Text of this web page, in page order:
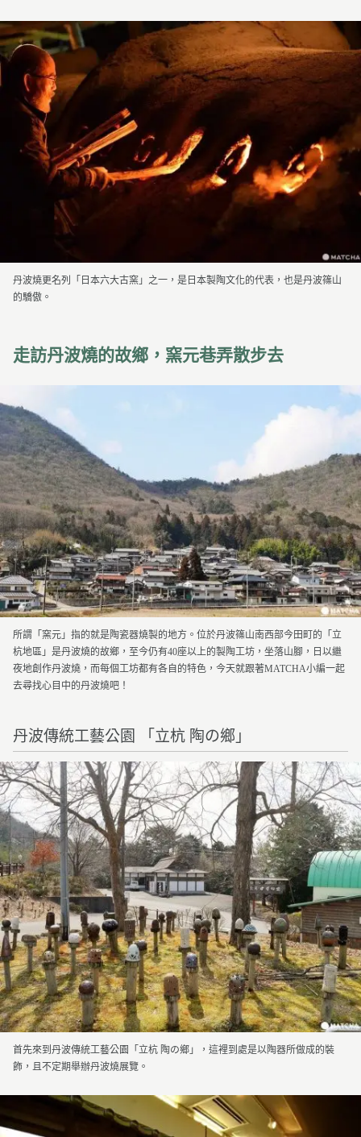
丹波燒更名列「日本六大古窯」之一，是日本製陶文化的代表，也是丹波篠山
的驕傲。
走訪丹波燒的故鄉，窯元巷弄散步去
所謂「窯元」指的就是陶瓷器燒製的地方。位於丹波篠山南西部今田町的「立
杭地區」是丹波燒的故鄉，至今仍有40座以上的製陶工坊，坐落山腳，日以繼
夜地創作丹波燒，而每個工坊都有各自的特色，今天就跟著MATCHA小編一起
去尋找心目中的丹波燒吧！
丹波傳統工藝公園 「立杭 陶の鄉」
首先來到丹波傳統工藝公園「立杭 陶の鄉」，這裡到處是以陶器所做成的裝
飾，且不定期舉辦丹波燒展覽。